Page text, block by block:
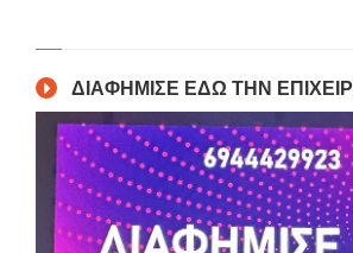
ΔΙΑΦΗΜΙΣΕ ΕΔΩ ΤΗΝ